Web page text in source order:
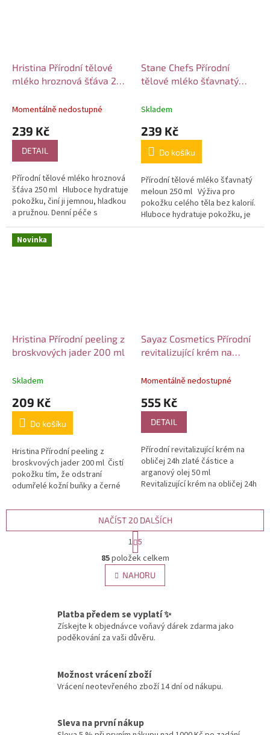
Hristina Přírodní tělové
mléko hroznová šťáva 250
Momentálně nedostupné
239 Kč
DETAIL
Přírodní tělové mléko hroznová
šťáva 250 ml Hluboce hydratuje
pokožku, činí ji jemnou, hladkou
a pružnou. Denní péče s
hroznovým extraktem pro
všechny typy pleti,...
Stane Chefs Přírodní
tělové mléko šťavnatý
Skladem
239 Kč
Do košíku
Přírodní tělové mléko šťavnatý
meloun 250 ml Výživa pro
pokožku celého těla bez kalorií.
Hluboce hydratuje pokožku, je
potom hebká a vláčná. Denní
Novinka
Hristina Přírodní peeling z
broskvových jader 200 ml
Skladem
209 Kč
Do košíku
Hristina Přírodní peeling z
broskvových jader 200 ml Čistí
pokožku tím, že odstraní
odumřelé kožní buňky a černé
pružnost a elasticitu....
Sayaz Cosmetics Přírodní
revitalizující krém na
arganový olej 50 ml
Momentálně nedostupné
555 Kč
DETAIL
Přírodní revitalizující krém na
obličej 24h zlaté částice a
arganový olej 50 ml
Revitalizující krém na obličej 24h
olejZlaté částice a Arganový...
O
v
l
á
a
c
í
p
k
y
p
NAČÍST 20 DALŠÍCH
t
r
á
n
k
á
n
í
1 5
85položek celkem
NAHORU
Platba předem se vyplatí ✨
Získejte k objednávce voňavý dárek zdarma jako
poděkování za vaši důvěru.
Možnost vrácení zboží
Vrácení neotevřeného zboží 14 dní od nákupu.
Sleva na první nákup